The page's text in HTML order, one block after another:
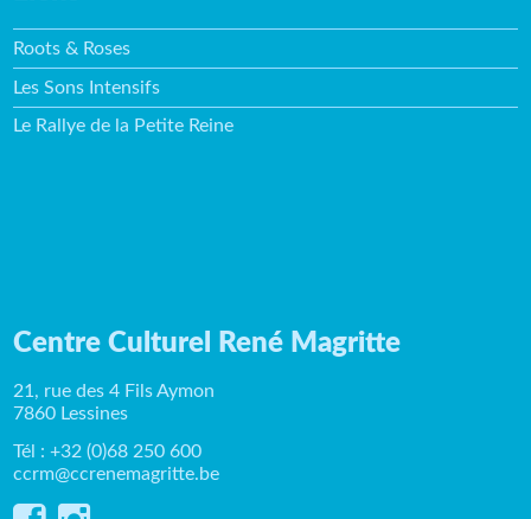
Roots & Roses
Les Sons Intensifs
Le Rallye de la Petite Reine
Centre Culturel René Magritte
21, rue des 4 Fils Aymon
7860 Lessines
Tél : +32 (0)68 250 600
ccrm@ccrenemagritte.be